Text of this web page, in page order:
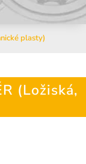
plasty)
(Ložiská,